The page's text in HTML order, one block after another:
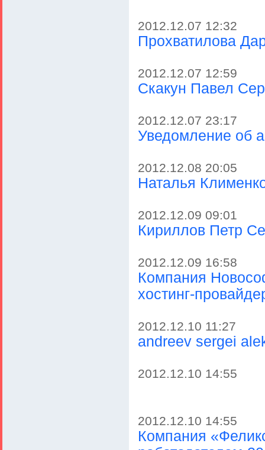
2012.12.07 12:32
Прохватилова
2012.12.07 12:59
Скакун Павел
2012.12.07 23:17
Уведомление об
2012.12.08 20:05
Наталья
2012.12.09 09:01
Кириллов Петр
2012.12.09 16:58
Компания
хостинг-
2012.12.10 11:27
andreev sergei
2012.12.10 14:55
2012.12.10 14:55
Компания